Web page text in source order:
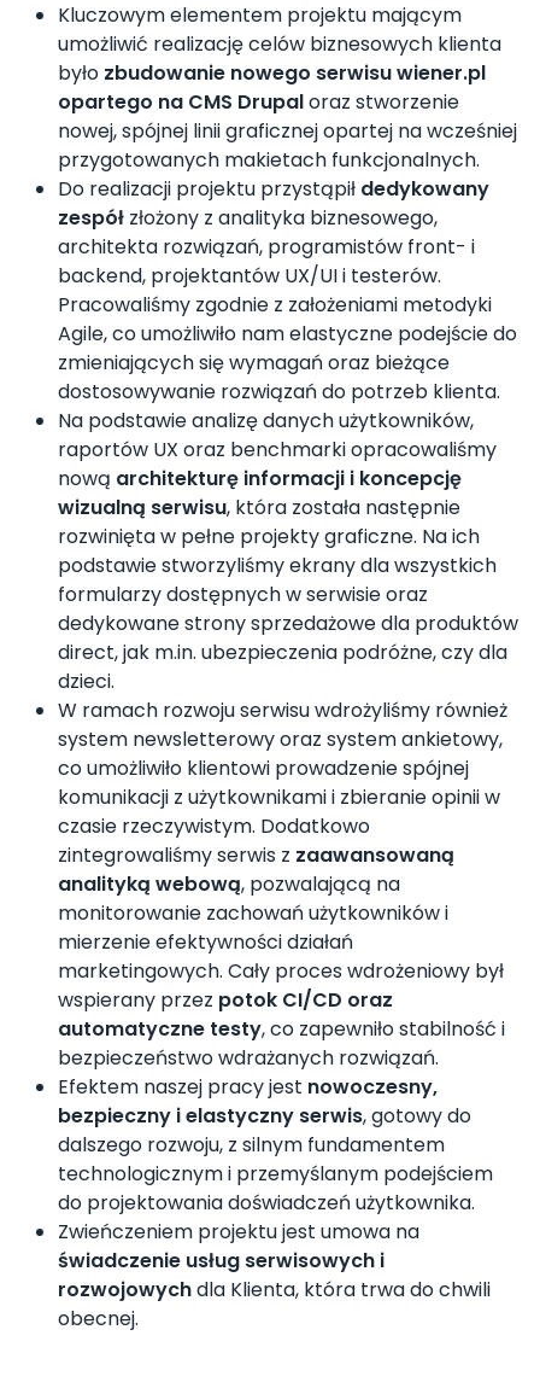
Kluczowym elementem projektu mającym
umożliwić realizację celów biznesowych klienta
było zbudowanie nowego serwisu wiener.pl
opartego na CMS Drupaloraz stworzenie
nowej, spójnej linii graficznej opartej na wcześniej
przygotowanych makietach funkcjonalnych.
Do realizacji projektu przystąpił dedykowany
zespół złożony z analityka biznesowego,
architekta rozwiązań, programistów front- i
backend, projektantów UX/UI i testerów.
Pracowaliśmy zgodnie z założeniami metodyki
Agile, co umożliwiło nam elastyczne podejście do
zmieniających się wymagań oraz bieżące
dostosowywanie rozwiązań do potrzeb klienta.
Na podstawie analizę danych użytkowników,
raportów UX oraz benchmarki opracowaliśmy
nową architekturę informacji i koncepcję
wizualną serwisu, która została następnie
rozwinięta w pełne projekty graficzne. Na ich
podstawie stworzyliśmy ekrany dla wszystkich
formularzy dostępnych w serwisie oraz
dedykowane strony sprzedażowe dla produktów
direct, jak m.in. ubezpieczenia podróżne, czy dla
dzieci.
W ramach rozwoju serwisu wdrożyliśmy również
system newsletterowy oraz system ankietowy,
co umożliwiło klientowi prowadzenie spójnej
komunikacji z użytkownikami i zbieranie opinii w
czasie rzeczywistym. Dodatkowo
zintegrowaliśmy serwis z zaawansowaną
analityką webową, pozwalającą na
monitorowanie zachowań użytkowników i
mierzenie efektywności działań
marketingowych. Cały proces wdrożeniowy był
wspierany przez potok CI/CD oraz
automatyczne testy, co zapewniło stabilność i
bezpieczeństwo wdrażanych rozwiązań.
Efektem naszej pracy jest nowoczesny,
bezpieczny i elastyczny serwis, gotowy do
dalszego rozwoju, z silnym fundamentem
technologicznym i przemyślanym podejściem
do projektowania doświadczeń użytkownika.
Zwieńczeniem projektu jest umowa na
świadczenie usług serwisowych i
rozwojowychdla Klienta, która trwa do chwili
obecnej.